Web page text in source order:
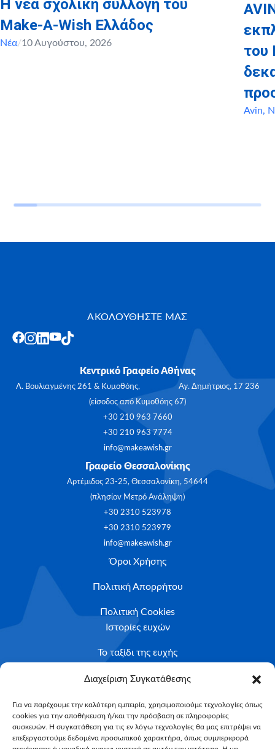
Διαχείριση Συγκατάθεσης
Για να παρέχουμε την καλύτερη εμπειρία, χρησιμοποιούμε τεχνολογίες όπως
cookies για την αποθήκευση ή/και την πρόσβαση σε πληροφορίες
συσκευών. Η συγκατάθεση για τις εν λόγω τεχνολογίες θα μας επιτρέψει να
επεξεργαστούμε δεδομένα προσωπικού χαρακτήρα, όπως συμπεριφορά
Η νέα σχολική συλλογή του
Make-A-Wish Ελλάδος
Νέα/10 Αυγούστου, 2026
του
Avin,
ΑΚΟΛΟΥΘΗΣΤΕ ΜΑΣ
Κεντρικό Γραφείο Αθήνας
Λ. Βουλιαγμένης 261 & Κυμοθόης, Αγ. Δημήτριος, 17 236
(είσοδος από Κυμοθόης 67)
+30 210 963 7660
+30 210 963 7774
info@makeawish.gr
Γραφείο Θεσσαλονίκης
Αρτέμιδος 23-25, Θεσσαλονίκη, 54644
(πλησίον Μετρό Ανάληψη)
+30 2310 523978
+30 2310 523979
info@makeawish.gr
Όροι Χρήσης
Πολιτική Απορρήτου
Πολιτική Cookies
Ιστορίες ευχών
Το ταξίδι της ευχής
Κριτήρια Καταλληλότητας
Υποβολή Αιτήματος
NEWSLETTER
Email*